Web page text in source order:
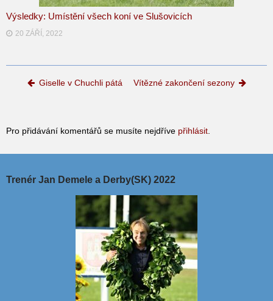
Výsledky: Umístění všech koní ve Slušovicích
20 ZÁŘÍ, 2022
Post navigation
Giselle v Chuchli pátá Vítězné zakončení sezony
Pro přidávání komentářů se musíte nejdříve přihlásit
Trenér Jan Demele a Derby(SK) 2022